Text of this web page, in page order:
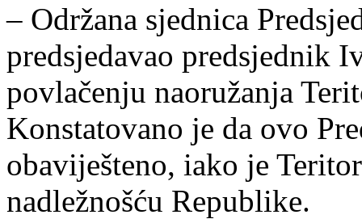
– Održana sjednica
predsjedavao predsjednik
povlačenju naoružanja
Konstatovano je da ovo
obaviješteno, iako je
nadležnošću Republike.